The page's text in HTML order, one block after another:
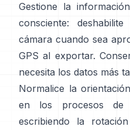
Gestione la
consciente:
cámara cuando sea
GPS al exportar.
necesita los datos más
Normalice la
en los procesos de
escribiendo la